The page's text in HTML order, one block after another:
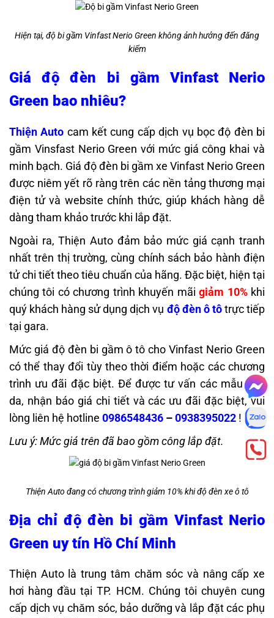
Hiện tại, độ bi gầm Vinfast Nerio Green không ảnh hưởng đến đăng
kiểm
Giá độ đèn bi gầm Vinfast Nerio
Green bao nhiêu?
Thiện Auto cam kết cung cấp dịch vụ bọc độ đèn bi
gầm Vinsfast Nerio Green với mức giá công khai và
minh bạch. Giá độ đèn bi gầm xe Vinfast Nerio Green
được niêm yết rõ ràng trên các nền tảng thương mại
điện tử và website chính thức, giúp khách hàng dễ
dàng tham khảo trước khi lắp đặt.
Ngoài ra, Thiện Auto đảm bảo mức giá cạnh tranh
nhất trên thị trường, cùng chính sách bảo hành điện
tử chi tiết theo tiêu chuẩn của hãng. Đặc biệt, hiện tại
chúng tôi có chương trình khuyến mãigiảm 10%khi
quý khách hàng sử dụng dịch vụ độ đèn ô tôtrực tiếp
tại gara.
Mức giá độ đèn bi gầm ô tô cho Vinfast Nerio Green
có thể thay đổi tùy theo thời điểm hoặc các chương
trình ưu đãi đặc biệt. Để được tư vấn các mẫu ghế
da, nhận báo giá chi tiết và các ưu đãi đặc biệt, vui
lòng liên hệ hotline 0986548436 –0938395022 !
Lưu ý: Mức giá trên đã bao gồm công lắp đặt.
Thiện Auto đang có chương trình giảm 10% khi độ đèn xe ô tô
Địa chỉ độ đèn bi gầm Vinfast Nerio
Green uy tín Hồ Chí Minh
Thiện Autolà trung tâm chăm sóc và nâng cấp xe
hơi hàng đầu tại TP. HCM. Chúng tôi chuyên cung
cấp dịch vụ chăm sóc, bảo dưỡng và lắp đặt các phụ